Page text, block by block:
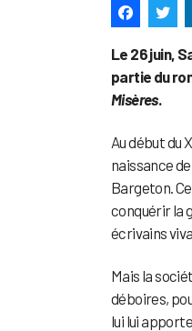
Le 26 juin,
partie du
Misères.
Au début du
naissance
Bargeton.
conquérir la
écrivains
Mais la
déboires,
lui lui